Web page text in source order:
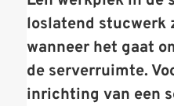
loslatend stucwerk
wanneer het gaat
de serverruimte.
inrichting van een